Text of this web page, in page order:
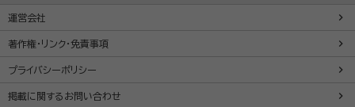
運営会社
著作権・リンク・免責事項
プライバシーポリシー
掲載に関するお問い合わせ